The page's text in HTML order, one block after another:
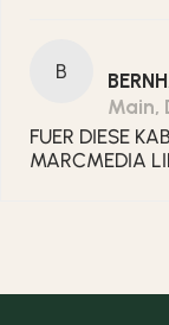
B
Main,
FUER DIESE
MARCMEDIA